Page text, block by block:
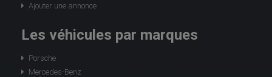
Ajouter une annonce
Les véhicules par marques
Porsche
Mercedes-Benz